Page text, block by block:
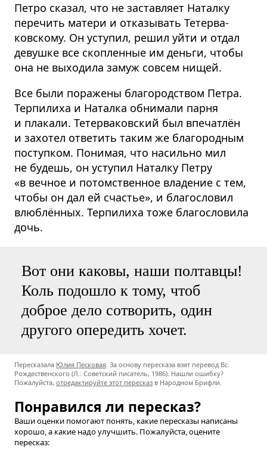
Петро сказал, что не заставляет Наталку
перечить матери и отказывать Тетерва­
ковскому. Он уступил, решил уйти и отдал
девушке все скопленные им деньги, чтобы
она не выходила замуж совсем нищей.
Все были поражены благородством Петра.
Терпилиха и Наталка обнимали парня
и плакали. Тетерва­ковский был впечатлён
и захотел ответить таким же благородным
поступком. Понимая, что насильно мил
не будешь, он уступил Наталку Петру
«в вечное и потомственное владение с тем,
чтобы он дал ей счастье», и благословил
влюблённых. Терпилиха тоже благословила
дочь.
Вот они каковы, наши полтавцы!
Коль подошло к тому, чтоб
доброе дело сотворить, один
другого опередить хочет.
Пересказала Юлия Песковая. За основу пересказа взят перевод Вс.
Рождественского (Л.: Советский писатель​, 1986). Нашли ошибку?
Пожалуйста, отредактируйте этот пересказ в Народном Брифли.
Понравился ли пересказ?
Ваши оценки помогают понять, какие пересказы написаны
хорошо, а какие надо улучшить. Пожалуйста, оцените
пересказ: